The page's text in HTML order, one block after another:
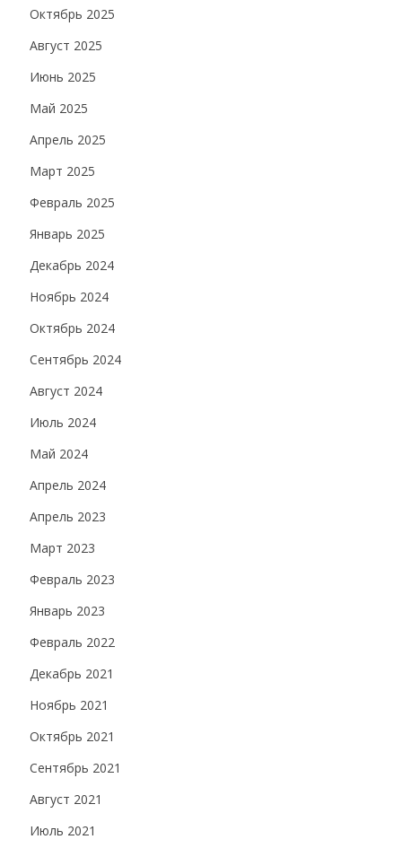
Октябрь 2025
Август 2025
Июнь 2025
Май 2025
Апрель 2025
Март 2025
Февраль 2025
Январь 2025
Декабрь 2024
Ноябрь 2024
Октябрь 2024
Сентябрь 2024
Август 2024
Июль 2024
Май 2024
Апрель 2024
Апрель 2023
Март 2023
Февраль 2023
Январь 2023
Февраль 2022
Декабрь 2021
Ноябрь 2021
Октябрь 2021
Сентябрь 2021
Август 2021
Июль 2021